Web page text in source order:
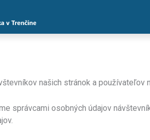
našich stránok a používateľov
správcami osobných údajov